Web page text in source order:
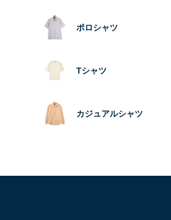
ポロシャツ
Tシャツ
カジュアルシャツ